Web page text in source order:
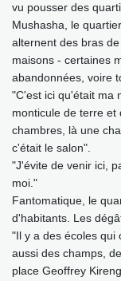
vu pousser des
Mushasha, le
alternent des bras
maisons - certaines
abandonnées, voire
"C'est ici qu'était ma
monticule de terre et
chambres, là une
c'était le salon".
"J'évite de venir ici,
moi."
Fantomatique, le
d'habitants. Les
"Il y a des écoles qui
aussi des champs,
place Geoffrey